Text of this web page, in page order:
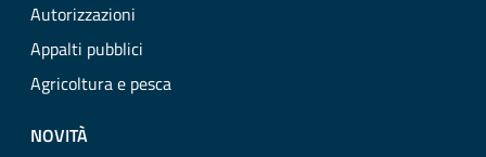
Autorizzazioni
Appalti pubblici
Agricoltura e pesca
NOVITÀ